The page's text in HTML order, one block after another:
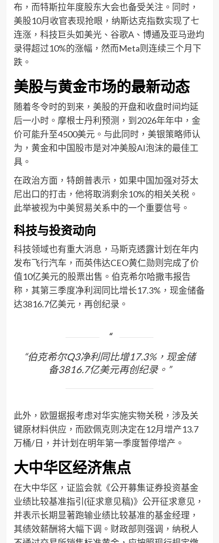
布，而特斯拉年度股东大会也备受关注。同时，
美股10月收官表现抢眼，纳斯达克指数实现了七
连涨，科技巨头如美光、谷歌A、博通及亚马逊均
录得超过10%的涨幅，然而Meta则连续三个月下
跌。
美股与黄金市场的最新动态
随着冬令时的到来，美股的开盘和收盘时间均延
后一小时。摩根士丹利预测，到2026年年中，金
价可能升至4500美元。与此同时，美银策略师认
为，黄金和中国股市是对冲美股AI泡沫的最佳工
具。
在政治方面，特朗普表示，如果中国加强对芬太
尼出口的打击，他将取消剩余10%的相关关税。
此举被视为中美贸易关系中的一个重要信号。
科技与投资动向
科技领域也有重大消息，马斯克透露计划在年内
发布飞行汽车，而英伟达CEO黄仁勋则完成了价
值10亿美元的股票出售。伯克希尔哈撒韦报告
称，其第三季度净利润同比增长17.3%，现金储备
达3816.7亿美元，再创纪录。
“伯克希尔Q3净利同比增17.3%，现金储
备3816.7亿美元再创纪录。”
此外，欧盟据报考虑对华实施实物关税，涉及关
键原材料供应，而欧佩克则决定在12月增产13.7
万桶/日，并计划在明年第一季度暂停增产。
大中华区经济焦点
在大中华区，证监会就《公开募集证券投资基金
业绩比较基准指引(征求意见稿)》公开征求意见，
并表示长期显著跑输业绩比较基准的基金经理，
其绩效薪酬将大幅下调。财政部则强调，纳税人